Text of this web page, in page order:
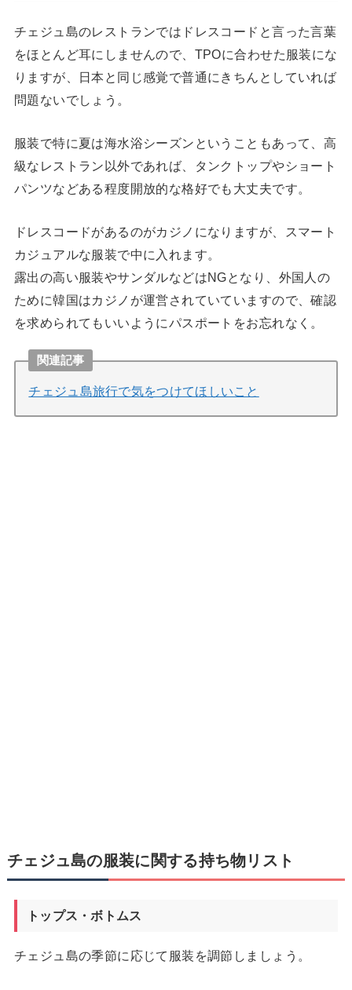
チェジュ島のレストランではドレスコードと言った言葉
をほとんど耳にしませんので、TPOに合わせた服装にな
りますが、日本と同じ感覚で普通にきちんとしていれば
問題ないでしょう。
服装で特に夏は海水浴シーズンということもあって、高
級なレストラン以外であれば、タンクトップやショート
パンツなどある程度開放的な格好でも大丈夫です。
ドレスコードがあるのがカジノになりますが、スマート
カジュアルな服装で中に入れます。
露出の高い服装やサンダルなどはNGとなり、外国人の
ために韓国はカジノが運営されていていますので、確認
を求められてもいいようにパスポートをお忘れなく。
関連記事
チェジュ島旅行で気をつけてほしいこと
チェジュ島の服装に関する持ち物リスト
トップス・ボトムス
チェジュ島の季節に応じて服装を調節しましょう。